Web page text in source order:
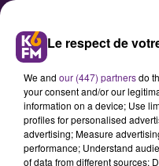
La Ligue
Le respect de
We and our (447) partnersdo
your consent and/or our
information on a device; Use
profiles for personalised
advertising; Measure
performance; Understand
of data from different sources;